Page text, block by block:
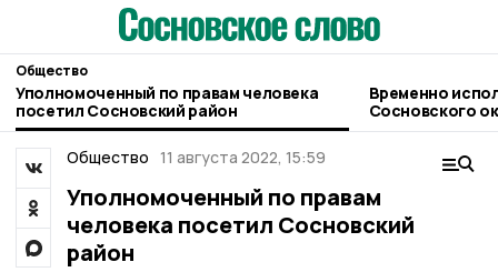
Общество
Уполномоченный по правам человека
посетил Сосновский район
Временно
Сосновского округа возложили на
Сергея Попова
Общество 11 августа 2022, 15:59
Уполномоченный по правам
человека посетил Сосновский
район